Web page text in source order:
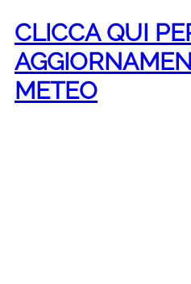
CLICCA QUI
METEO